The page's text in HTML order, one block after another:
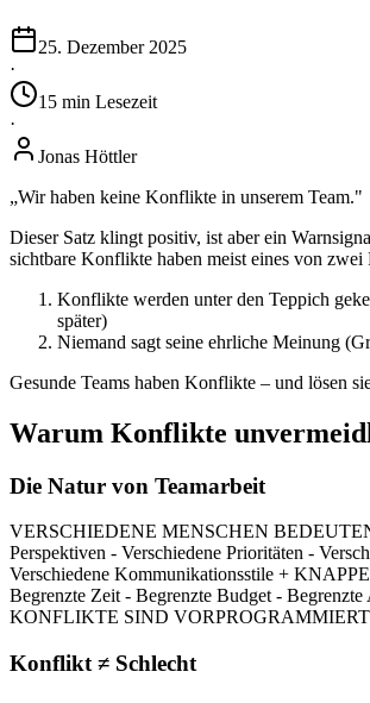
25. Dezember 2025
·
15 min Lesezeit
·
Jonas Höttler
„Wir haben keine Konflikte in unserem Team."
Dieser Satz klingt positiv, ist aber ein
sichtbare Konflikte haben meist eines von zwei
Konflikte werden unter den Teppich
später)
Niemand sagt seine ehrliche Meinung
Gesunde Teams haben Konflikte – und lösen
Warum Konflikte
Die Natur von Teamarbeit
VERSCHIEDENE MENSCHEN
Perspektiven - Verschiedene Prioritäten -
Verschiedene Kommunikationsstile +
Begrenzte Zeit - Begrenzte Budget -
KONFLIKTE SIND VORPROGRAMMIERT
Konflikt ≠ Schlecht